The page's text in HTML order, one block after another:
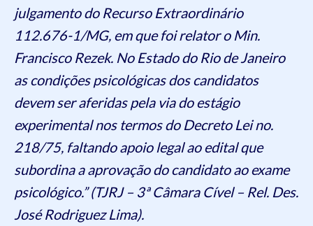
julgamento do Recurso Extraordinário
112.676-1/MG, em que foi relator o Min.
Francisco Rezek. No Estado do Rio de Janeiro
as condições psicológicas dos candidatos
devem ser aferidas pela via do estágio
experimental nos termos do Decreto Lei no.
218/75, faltando apoio legal ao edital que
subordina a aprovação do candidato ao exame
psicológico.” (TJRJ – 3ª Câmara Cível – Rel. Des.
José Rodriguez Lima).